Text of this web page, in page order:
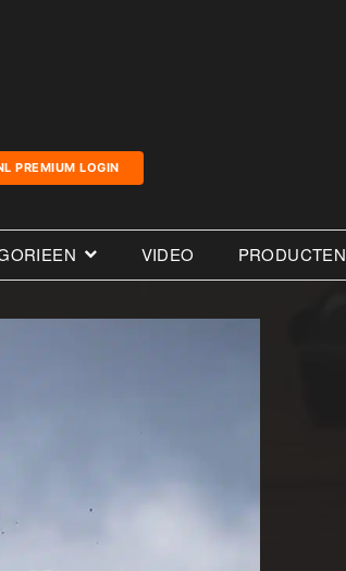
PREMIUM LOGIN
VIDEO PRODUCTEN